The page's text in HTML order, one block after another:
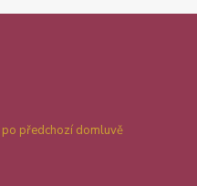
předchozí domluvě